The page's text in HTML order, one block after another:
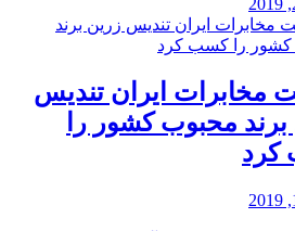
مخابرات ایران تندیس
محبوب کشور را